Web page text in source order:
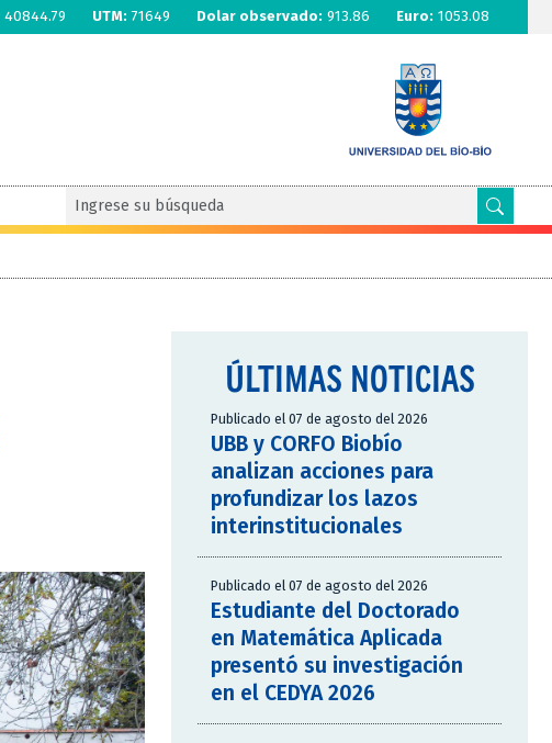
40844.79 UTM: 71649 Dolar observado: 913.86 Euro: 1053.08
ÚLTIMAS NOTICIAS
Publicado el 07 de agosto del 2026
UBB y CORFO Biobío
analizan acciones para
profundizar los lazos
interinstitucionales
Publicado el 07 de agosto del 2026
Estudiante del Doctorado
en Matemática Aplicada
presentó su investigación
en el CEDYA 2026